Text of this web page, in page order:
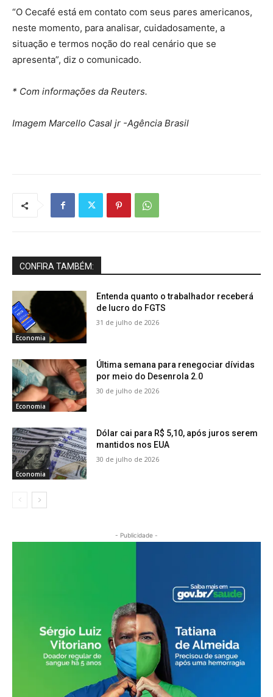
“O Cecafé está em contato com seus pares americanos,
neste momento, para analisar, cuidadosamente, a
situação e termos noção do real cenário que se
apresenta”, diz o comunicado.
* Com informações da Reuters.
Imagem Marcello Casal jr -Agência Brasil
CONFIRA TAMBÉM:
Economia
Entenda quanto o trabalhador receberá
de lucro do FGTS
31 de julho de 2026
Economia
Última semana para renegociar dívidas
por meio do Desenrola 2.0
30 de julho de 2026
Economia
Dólar cai para R$ 5,10, após juros serem
mantidos nos EUA
30 de julho de 2026
- Publicidade -